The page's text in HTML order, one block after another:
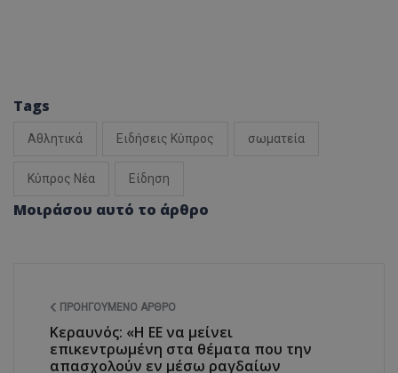
Tags
Αθλητικά Ειδήσεις Κύπρος σωματεία
Κύπρος Νέα Είδηση
Μοιράσου αυτό το άρθρο
ΠΡΟΗΓΟΎΜΕΝΟ ΆΡΘΡΟ
Κεραυνός: «Η ΕΕ να μείνει
επικεντρωμένη στα θέματα που την
απασχολούν εν μέσω ραγδαίων